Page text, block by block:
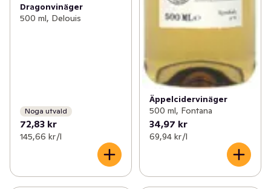
Dragonvinäger
500 ml, Delouis
Noga utvald
72,83 kr
145,66 kr /l
Äppelcidervinäger
500 ml, Fontana
34,97 kr
69,94 kr /l